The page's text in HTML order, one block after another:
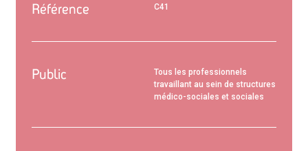
Référence C41
Public
Tous les professionnels
travaillant au sein de structures
médico-sociales et sociales